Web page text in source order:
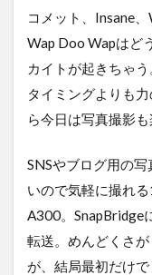
コメット、Insane
Wap Doo Wapはど
カイトが起きちゃう
タイミングよりも
ら今日は写真撮影も
SNSやブログ用の
いので気軽に撮れ
A300。SnapBridge
転送。めんどくさ
が、結局最初だけ